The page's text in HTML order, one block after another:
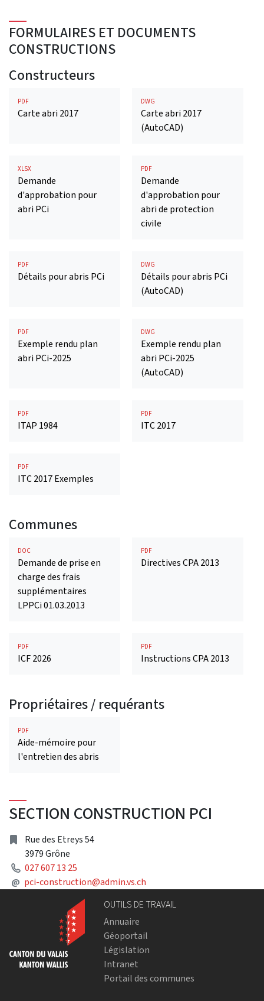
FORMULAIRES ET DOCUMENTS
CONSTRUCTIONS
Constructeurs
PDF
Carte abri 2017
DWG
Carte abri 2017
(AutoCAD)
XLSX
Demande
d'approbation pour
abri PCi
PDF
Demande
d'approbation pour
abri de protection
civile
PDF
Détails pour abris PCi
DWG
Détails pour abris PCi
(AutoCAD)
PDF
Exemple rendu plan
abri PCi-2025
DWG
Exemple rendu plan
abri PCi-2025
(AutoCAD)
PDF
ITAP 1984
PDF
ITC 2017
PDF
ITC 2017 Exemples
Communes
DOC
Demande de prise en
charge des frais
supplémentaires
LPPCi 01.03.2013
PDF
Directives CPA 2013
PDF
ICF 2026
PDF
Instructions CPA 2013
Propriétaires / requérants
PDF
Aide-mémoire pour
l'entretien des abris
SECTION CONSTRUCTION PCI
Address
Rue des Etreys 54
3979 Grône
Phone
027 607 13 25
@ Mail
pci-construction@admin.vs.ch
OUTILS DE TRAVAIL
Annuaire
Géoportail
Législation
Intranet
Portail des communes